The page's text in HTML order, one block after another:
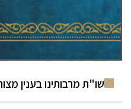
שו"ת מרבותינו בענין